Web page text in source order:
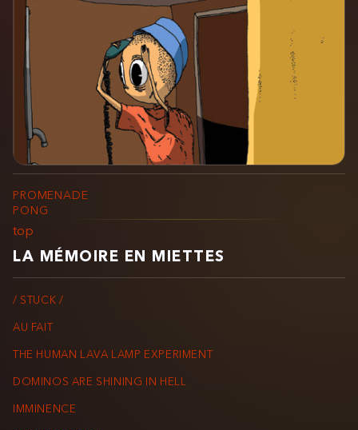
PROMENADE
PONG
top
LA MÉMOIRE EN MIETTES
/ STUCK /
AU FAIT
THE HUMAN LAVA LAMP EXPERIMENT
DOMINOS ARE SHINING IN HELL
IMMINENCE